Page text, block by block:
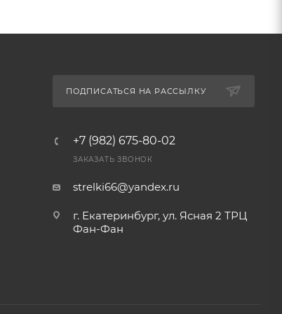
ПОДПИСАТЬСЯ НА РАССЫЛКУ
+7 (982) 675-80-02
ЗАКАЗАТЬ ЗВОНОК
strelki66@yandex.ru
г. Екатеринбург, ул. Ясная 2 ТРЦ
Фан-Фан